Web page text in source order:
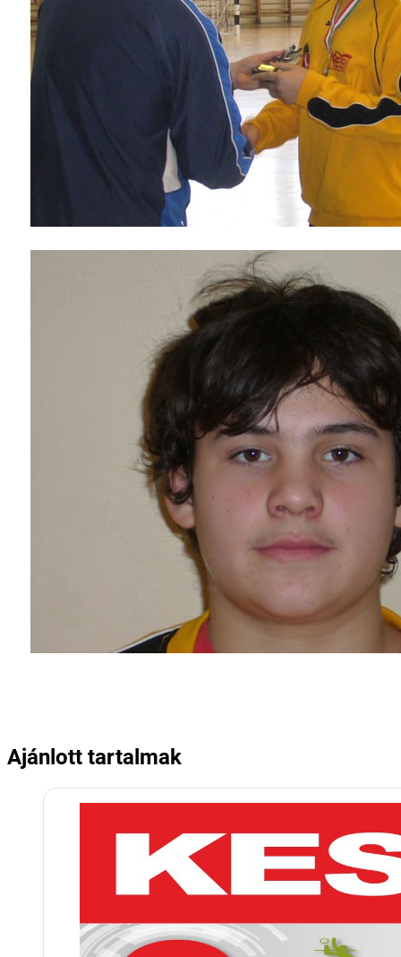
Ajánlott tartalmak